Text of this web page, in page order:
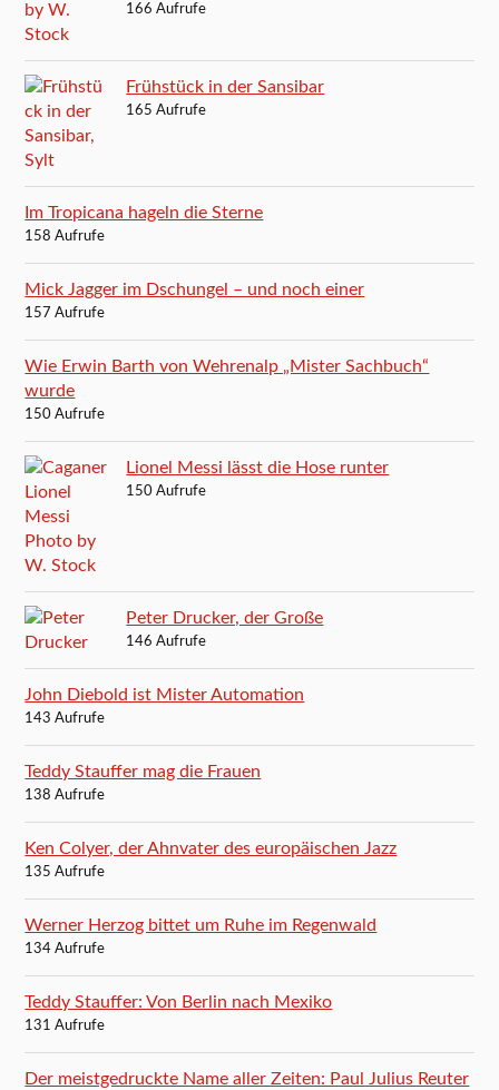
166 Aufrufe
Frühstück in der Sansibar
165 Aufrufe
Im Tropicana hageln die Sterne
158 Aufrufe
Mick Jagger im Dschungel – und noch einer
157 Aufrufe
Wie Erwin Barth von Wehrenalp „Mister Sachbuch“
wurde
150 Aufrufe
Lionel Messi lässt die Hose runter
150 Aufrufe
Peter Drucker, der Große
146 Aufrufe
John Diebold ist Mister Automation
143 Aufrufe
Teddy Stauffer mag die Frauen
138 Aufrufe
Ken Colyer, der Ahnvater des europäischen Jazz
135 Aufrufe
Werner Herzog bittet um Ruhe im Regenwald
134 Aufrufe
Teddy Stauffer: Von Berlin nach Mexiko
131 Aufrufe
Der meistgedruckte Name aller Zeiten: Paul Julius Reuter